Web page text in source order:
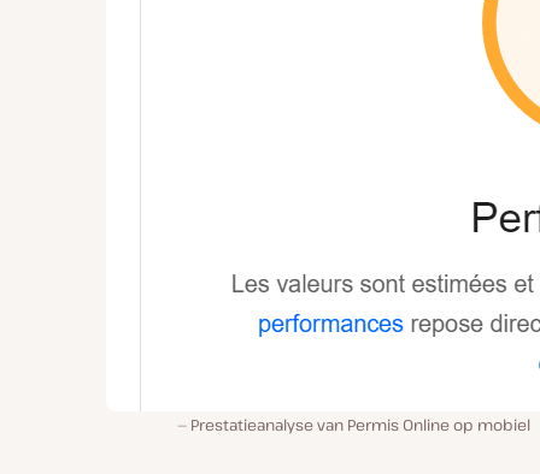
Prestatieanalyse van Permis Online op mobiel